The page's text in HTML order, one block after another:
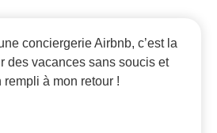
conciergerie Airbnb, c’est la
des vacances sans soucis et
à mon retour !